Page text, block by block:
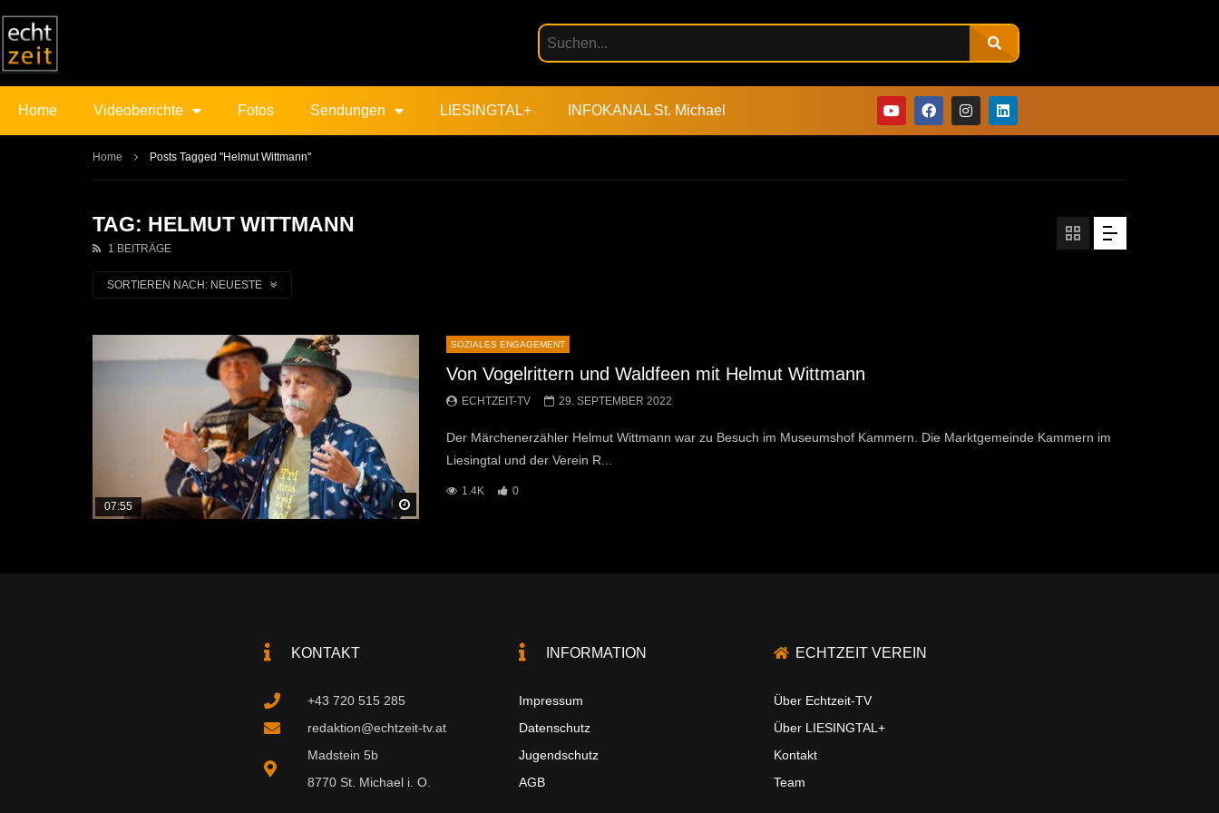
Home Videoberichte Fotos Sendungen LIESINGTAL+ INFOKANAL St. Michael
Home Posts Tagged "Helmut Wittmann"
TAG: HELMUT WITTMANN
1 BEITRÄGE
SORTIEREN NACH: NEUESTE
07:55
SOZIALES ENGAGEMENT
Von Vogelrittern und Waldfeen mit Helmut Wittmann
ECHTZEIT-TV 29. SEPTEMBER 2022
Der Märchenerzähler Helmut Wittmann war zu Besuch im Museumshof Kammern. Die Marktgemeinde Kammern im
Liesingtal und der Verein R...
1.4K 0
KONTAKT
+43 720 515 285
redaktion@echtzeit-tv.at
Madstein 5b
8770 St. Michael i. O.
INFORMATION
Impressum
Datenschutz
Jugendschutz
AGB
ECHTZEIT VEREIN
Über Echtzeit-TV
Über LIESINGTAL+
Kontakt
Team